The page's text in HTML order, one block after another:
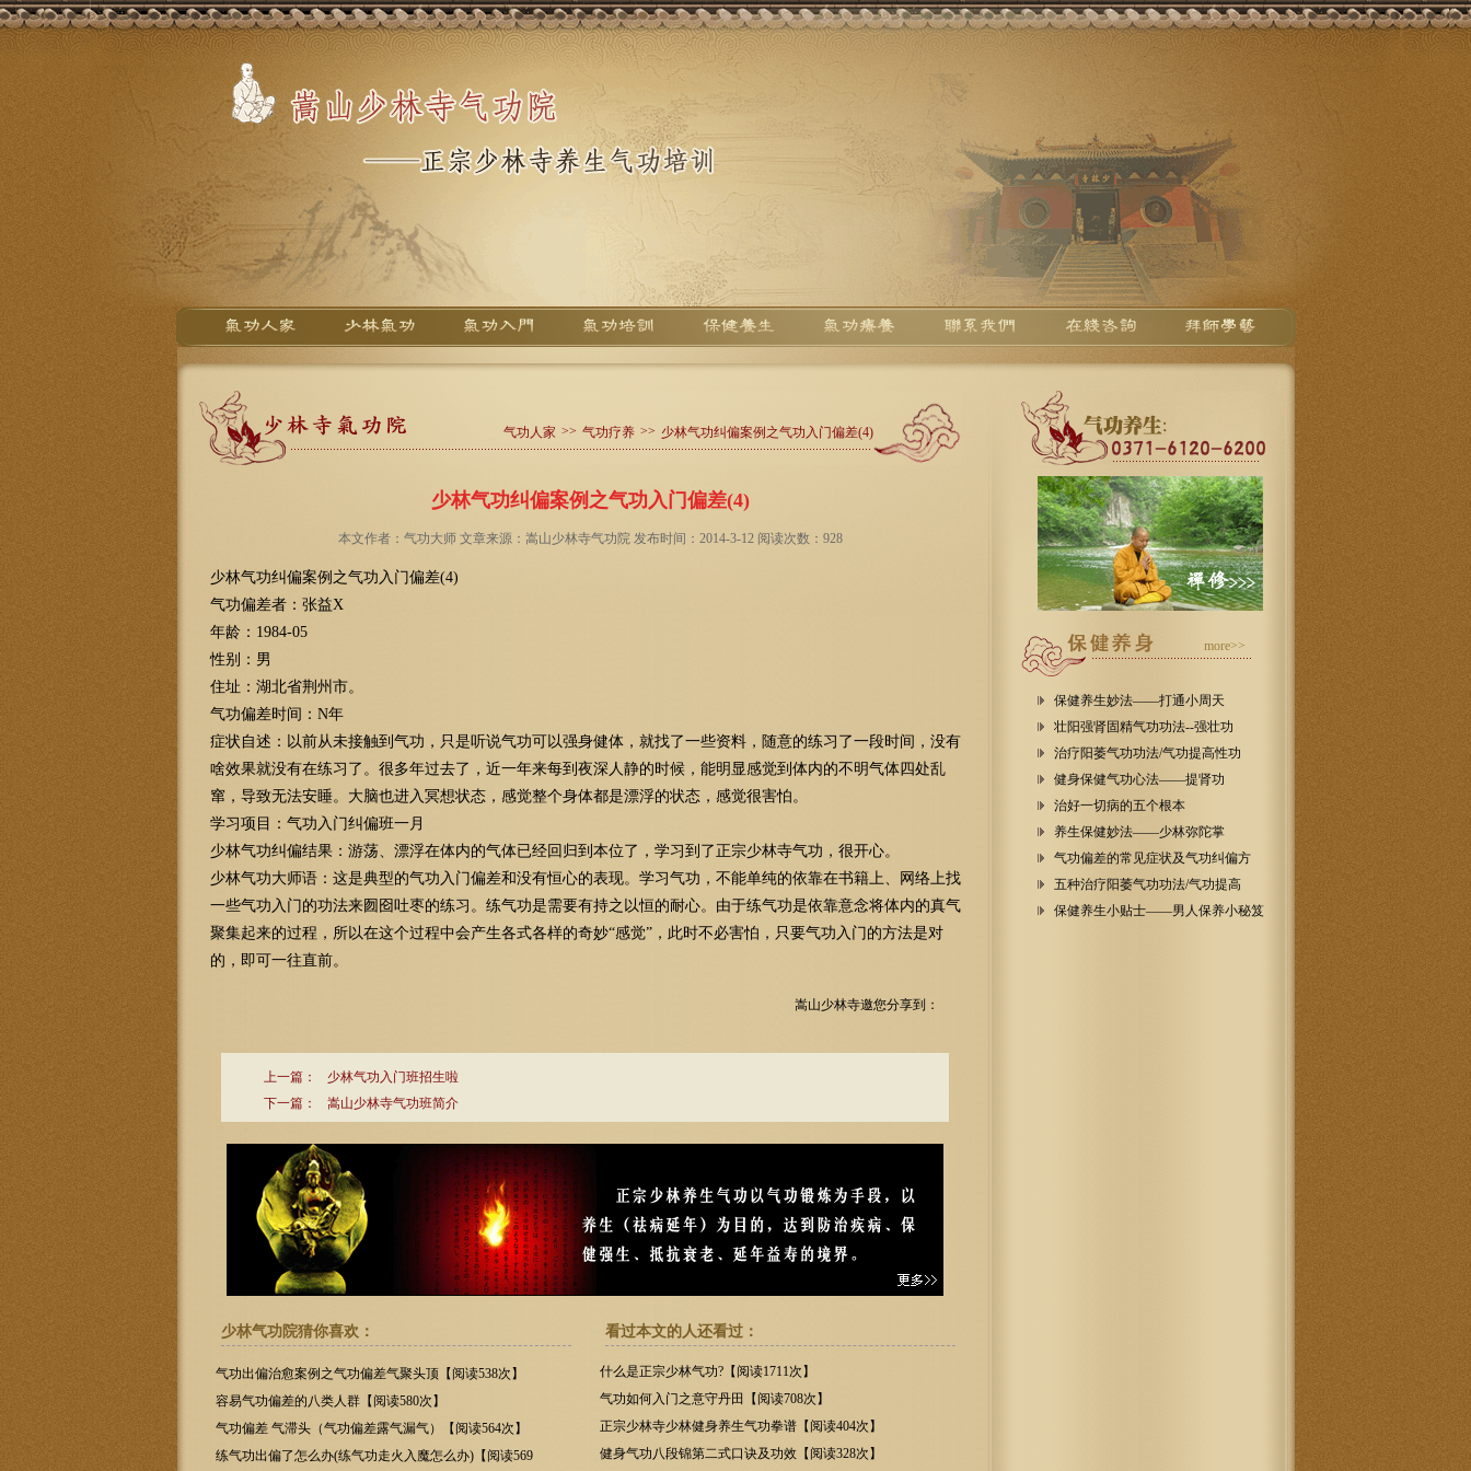
气功人家 >> 气功疗养 >> 少林气功纠偏案例之气功入门偏差(4)
少林气功纠偏案例之气功入门偏差(4)
本文作者：气功大师 文章来源：嵩山少林寺气功院 发布时间：2014-3-12 阅读次数：928
少林气功纠偏案例之气功入门偏差(4)
气功偏差者：张益X
年龄：1984-05
性别：男
住址：湖北省荆州市。
气功偏差时间：N年
症状自述：以前从未接触到气功，只是听说气功可以强身健体，就找了一些资料，随意的练习了一段时间，没有
啥效果就没有在练习了。很多年过去了，近一年来每到夜深人静的时候，能明显感觉到体内的不明气体四处乱
窜，导致无法安睡。大脑也进入冥想状态，感觉整个身体都是漂浮的状态，感觉很害怕。
学习项目：气功入门纠偏班一月
少林气功纠偏结果：游荡、漂浮在体内的气体已经回归到本位了，学习到了正宗少林寺气功，很开心。
少林气功大师语：这是典型的气功入门偏差和没有恒心的表现。学习气功，不能单纯的依靠在书籍上、网络上找
一些气功入门的功法来囫囵吐枣的练习。练气功是需要有持之以恒的耐心。由于练气功是依靠意念将体内的真气
聚集起来的过程，所以在这个过程中会产生各式各样的奇妙“感觉”，此时不必害怕，只要气功入门的方法是对
的，即可一往直前。
嵩山少林寺邀您分享到：
上一篇：
少林气功入门班招生啦
下一篇：
嵩山少林寺气功班简介
少林气功院猜你喜欢：
气功出偏治愈案例之气功偏差气聚头顶【阅读538次】
容易气功偏差的八类人群【阅读580次】
气功偏差 气滞头（气功偏差露气漏气）【阅读564次】
练气功出偏了怎么办(练气功走火入魔怎么办)【阅读569
看过本文的人还看过：
什么是正宗少林气功?【阅读1711次】
气功如何入门之意守丹田【阅读708次】
正宗少林寺少林健身养生气功拳谱【阅读404次】
健身气功八段锦第二式口诀及功效【阅读328次】
more>>
保健养生妙法——打通小周天
壮阳强肾固精气功功法--强壮功
治疗阳萎气功功法/气功提高性功
健身保健气功心法——提肾功
治好一切病的五个根本
养生保健妙法——少林弥陀掌
气功偏差的常见症状及气功纠偏方
五种治疗阳萎气功功法/气功提高
保健养生小贴士——男人保养小秘笈